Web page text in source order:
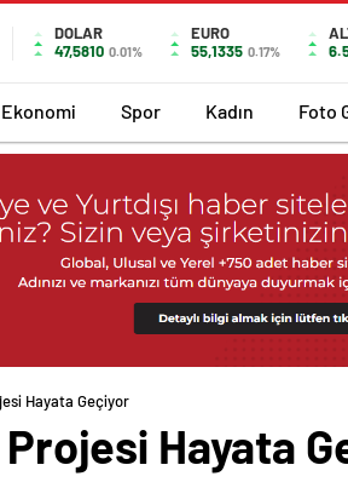
DOLAR
47,5810 0.01%
EURO
55,1335 0.17%
Ekonomi Spor Kadın Foto
Hayata Geçiyor
Projesi Hayata